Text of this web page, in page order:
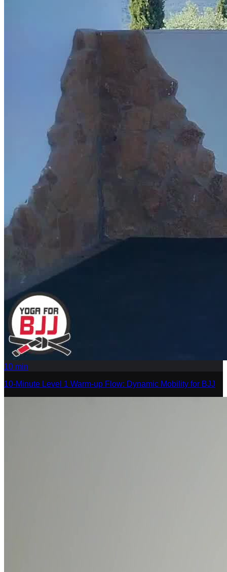
10 min
10-Minute Level 1 Warm-up Flow: Dynamic Mobility for BJJ